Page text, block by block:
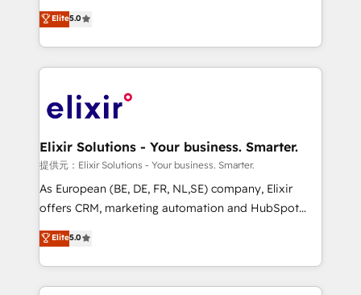
revenue automation 🏢 Real Estate: deal pipelines;
portfolio and lifecycle management 🏭
HIPAA-aware; CASL-compliant; GDPR-ready
implementations where required 💡 Why 500+
built to scale.
consultancy. Our focus is on enterprise and mid-
market B2B companies globally that want a strategic
approach to execute their goals through creative
applications of our solutions; Technical HubSpot
Design, Migrations + Integrations. Mole Street’s
greatness, which is achieved through creating
absolute clarity, derived from a well-defined
strategy, executed well, and reported on with clear
results. The culture is driven by core values; Joy, Grit,
Mindedness, and Clarity. We are driven to win for the
collective good of the company and its clientele, and
Elite5.0
Elixir Solutions - Your business. Smarter.
提供元：Elixir Solutions - Your business. Smarter.
As European (BE, DE, FR, NL,SE) company, Elixir
offers CRM, marketing automation and HubSpot
integration products and services to mid-market
and enterprise customers. We ensure that your sales,
service and marketing department operates in the
most effective way, while at the same time
Elite5.0